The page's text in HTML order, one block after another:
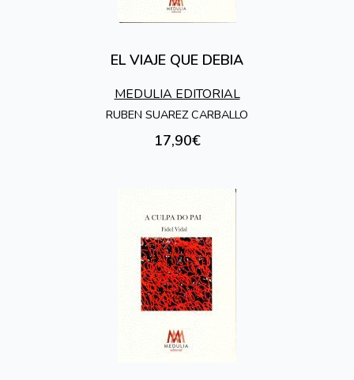
EL VIAJE QUE DEBIA
MEDULIA EDITORIAL
RUBEN SUAREZ CARBALLO
17,90€